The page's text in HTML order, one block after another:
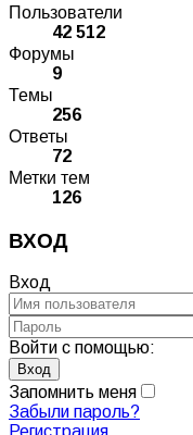
Пользователи
42 512
Форумы
9
Темы
256
Ответы
72
Метки тем
126
ВХОД
Вход
Войти с помощью:
Запомнить меня
Забыли пароль?